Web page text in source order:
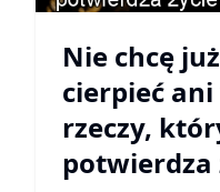
Nie chcę
cierpieć
rzeczy,
potwierdza